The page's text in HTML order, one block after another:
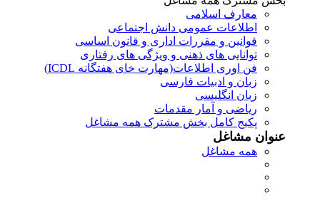
معارف اسلامی
اطلاعات عمومی دانش اجتماعی
قوانین و مقررات اداری و قانون اساسی
توانایی های ذهنی و ویژگی های رفتاری
فن اوری اطلاعات(مهارت خای هفتگانه ICDL)
زبان و ادبیات فارسی
زبان انگلیسی
ریاضی و آمار مقدمات
پکیج کامل بخش مشترک همه مشاغل
عنوان مشاغل
همه مشاغل